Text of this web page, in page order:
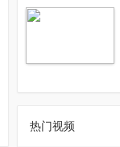
热门视频